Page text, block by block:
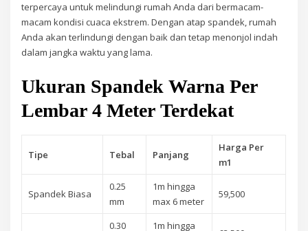
terpercaya untuk melindungi rumah Anda dari bermacam-
macam kondisi cuaca ekstrem. Dengan atap spandek, rumah
Anda akan terlindungi dengan baik dan tetap menonjol indah
dalam jangka waktu yang lama.
Ukuran Spandek Warna Per
Lembar 4 Meter Terdekat
Tipe Tebal Panjang
Harga Per
m1
Spandek Biasa
0.25
mm
1m hingga
max 6 meter
59,500
0.30 1m hingga